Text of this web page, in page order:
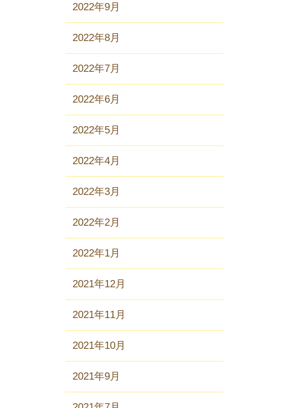
2022年9月
2022年8月
2022年7月
2022年6月
2022年5月
2022年4月
2022年3月
2022年2月
2022年1月
2021年12月
2021年11月
2021年10月
2021年9月